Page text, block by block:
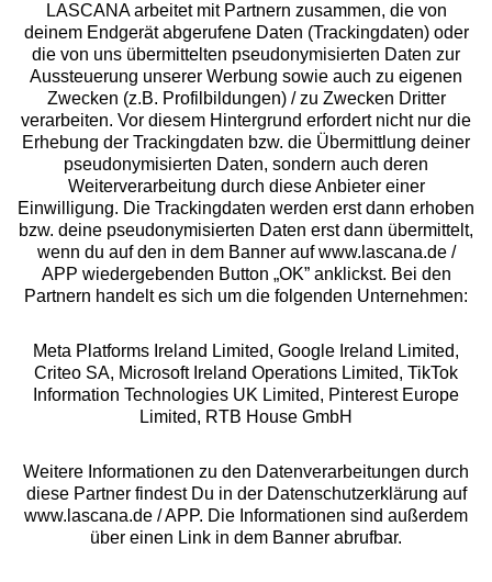
Services
Beratung
Über uns
Rechtliches
Alle Preise inkl. MwSt., zzgl.
Versandkosten
** Bonität vorausgesetzt, berechtigt zur Bonitätsprüfung
LASCANA arbeitet mit Partnern zusammen, die von
deinem Endgerät abgerufene Daten (Trackingdaten) oder
die von uns übermittelten pseudonymisierten Daten zur
Aussteuerung unserer Werbung sowie auch zu eigenen
Zwecken (z.B. Profilbildungen) / zu Zwecken Dritter
verarbeiten. Vor diesem Hintergrund erfordert nicht nur die
Erhebung der Trackingdaten bzw. die Übermittlung deiner
pseudonymisierten Daten, sondern auch deren
Weiterverarbeitung durch diese Anbieter einer
Einwilligung. Die Trackingdaten werden erst dann erhoben
bzw. deine pseudonymisierten Daten erst dann übermittelt,
wenn du auf den in dem Banner auf www.lascana.de /
APP wiedergebenden Button „OK” anklickst. Bei den
Partnern handelt es sich um die folgenden Unternehmen:
Meta Platforms Ireland Limited, Google Ireland Limited,
Criteo SA, Microsoft Ireland Operations Limited, TikTok
Information Technologies UK Limited, Pinterest Europe
Limited, RTB House GmbH
Weitere Informationen zu den Datenverarbeitungen durch
diese Partner findest Du in der Datenschutzerklärung auf
www.lascana.de / APP. Die Informationen sind außerdem
über einen Link in dem Banner abrufbar.